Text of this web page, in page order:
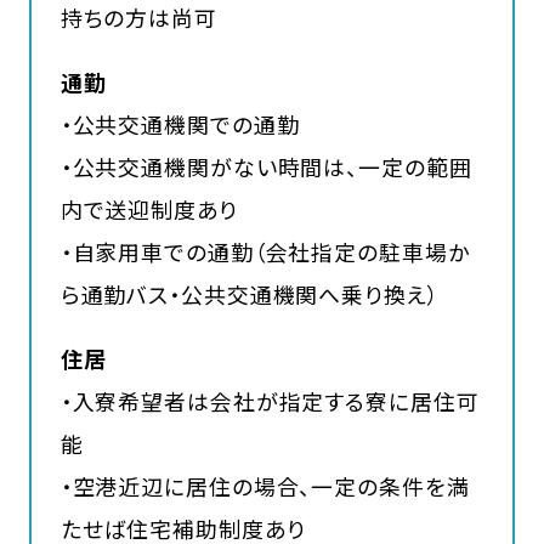
持ちの方は尚可
通勤
・公共交通機関での通勤
・公共交通機関がない時間は、一定の範囲
内で送迎制度あり
・自家用車での通勤（会社指定の駐車場か
ら通勤バス・公共交通機関へ乗り換え）
住居
・入寮希望者は会社が指定する寮に居住可
能
・空港近辺に居住の場合、一定の条件を満
たせば住宅補助制度あり